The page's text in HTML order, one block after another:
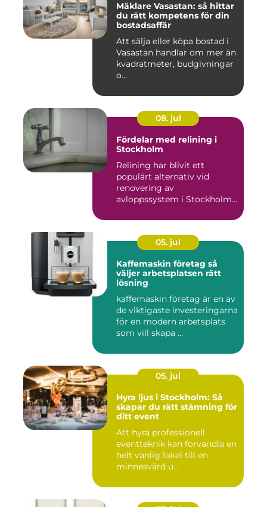
Mäklare Vasastan: så hittar
du rätt kompetens för din
bostadsaffär
Att sälja eller köpa bostad i
Vasastan handlar om mer än
kvadratmeter, budgivningar
o...
08. jul
Fördelar med relining i
Stockholm
Relining har blivit ett
populärt alternativ vid
renovering av
avloppssystem i Stockholm.
05. jul
Kaffemaskin företag så
väljer arbetsplatsen rätt
lösning
kaffemaskin företag är en av
de viktigaste investeringarna
för en modern arbetsplats
som vill skapa ...
05. jul
Hyra ljus i Stockholm: Så
skapar du rätt stämning för
ditt event
Att hyra professionell
eventteknik kan förvandla en
helt vanlig lokal till en
minnesvärd u...